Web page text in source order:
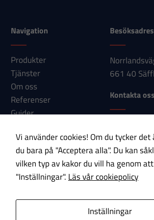
Navigation
Produkter
Tjänster
Om oss
Referenser
Guider
Kontakt
661 40
Kontakta oss
E-post:
Prenumerera på vårt nyhetsbrev!
Vi använder cookies! Om du tycker det
du bara på "Acceptera alla". Du kan
vilken typ av kakor du vill ha genom
"Inställningar". Läs vår cookiepolicy
Inställningar
För att
hemsida
prestera
möjligt
Om du
dessa
cookies
kommer
från